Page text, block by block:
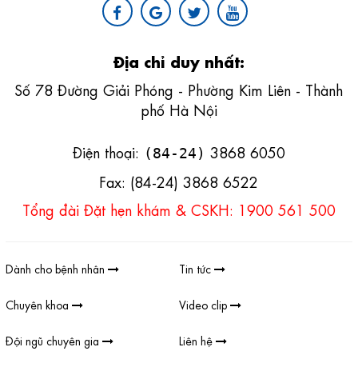
Địa chỉ duy nhất:
Số 78 Đường Giải Phóng - Phường Kim Liên - Thành
phố Hà Nội
Điện thoại: (84-24) 3868 6050
Fax: (84-24) 3868 6522
Tổng đài Đặt hẹn khám & CSKH: 1900 561 500
Dành cho bệnh nhân Tin tức
Chuyên khoa Video clip
Đội ngũ chuyên gia Liên hệ